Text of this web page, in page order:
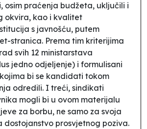
osim praćenja budžeta, uključili i
okvira, kao i kvalitet
s javnošću, putem
stranica. Prema tim kriterijima
svih 12 ministarstava
jedno odjeljenje) i formulisani
bi se kandidati tokom
odredili. I treći, sindikati
mogli bi u ovom materijalu
za borbu, ne samo za svoja
dostojanstvo prosvjetnog poziva.